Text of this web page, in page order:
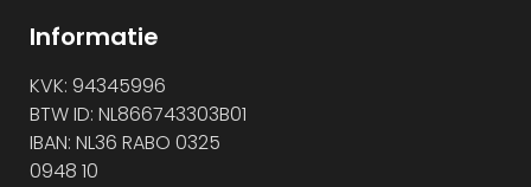
Informatie
KVK: 94345996
BTW ID: NL866743303B01
IBAN: NL36 RABO 0325
0948 10